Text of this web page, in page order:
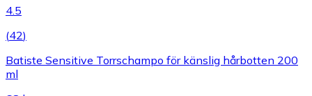
4.5
(42)
Batiste Sensitive Torrschampo för känslig hårbotten 200
ml